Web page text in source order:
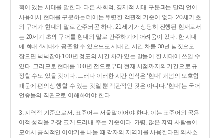
획에 있는 시대를 말한다. 다른 사회적, 경제적 시대 구분과는 달리 언어
사용에서 현대를 구분하는 데에는 뚜렷한 객관적 기준이 없다. 20세기 초
의 구어가 현대의 말로 간주되곤 하나, 21세기가 상당히 진행된 현재로서
는 20세기 초의 구어를 현대의 말로 간주하기에 어려움이 있다. 한 시대
에 최대 4세대가 공존할 수 있으므로 세대 간 시간 차를 30년 남짓으로
잡으면 넉넉잡아 100년 정도의 시간 차가 있는 말들이 한 시대에 쓰일 수
있다. 그러므로 현대를 100년 전으로부터 현재 시점까지의 기간으로 규
정할 수도 있을 것이다. 그러나 이러한 시간 인식은 ‘현대’ 개념의 모호함
때문에 편의상 행할 수 있는 것일 뿐 객관적인 것은 아니다. ‘현대’는 국어
언중들의 직관으로 이해하여야 한다.
3. 지역적 기준으로서, 표준어는 서울말이어야 한다. 이는 표준어의 공용
어적 성격을 가장 크게 드러내 주는 기준이다. 가령, 많은 지역 사람들이
모여서 공식적인 이야기를 나눌 때 각자의 지역어를 사용한다면 의사소